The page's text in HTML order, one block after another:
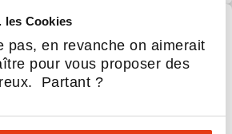
les Cookies
pas, en revanche on aimerait
pour vous proposer des
Partant ?